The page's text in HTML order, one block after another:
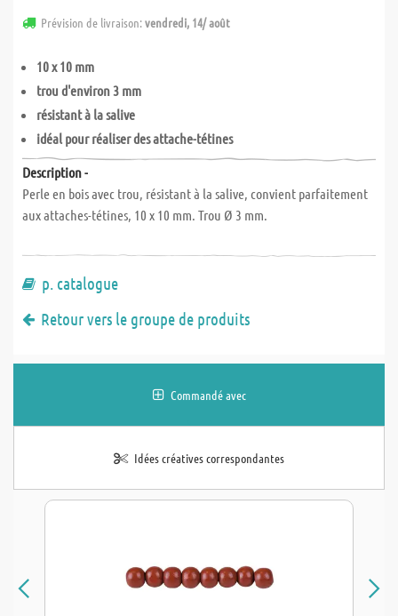
Prévision de livraison:vendredi, 14/ août
10 x 10 mm
trou d'environ 3 mm
résistant à la salive
idéal pour réaliser des attache-tétines
Description -
Perle en bois avec trou, résistant à la salive, convient parfaitement
aux attaches-tétines, 10 x 10 mm. Trou Ø 3 mm.
p. catalogue
Retour vers le groupe de produits
Commandé avec
Idées créatives correspondantes